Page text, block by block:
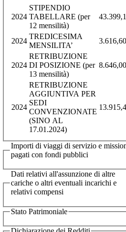
2024
STIPENDIO
TABELLARE (per
12 mensilità)
2024
TREDICESIMA
MENSILITA’
3.616,60
2024
RETRIBUZIONE
DI POSIZIONE (per
13 mensilità)
8.646,00
2024
RETRIBUZIONE
AGGIUNTIVA PER
SEDI
CONVENZIONATE
(SINO AL
17.01.2024)
Importi di viaggi di servizio e
pagati con fondi pubblici
Dati relativi all'assunzione di altre
cariche o altri eventuali incarichi e
relativi compensi
Stato Patrimoniale